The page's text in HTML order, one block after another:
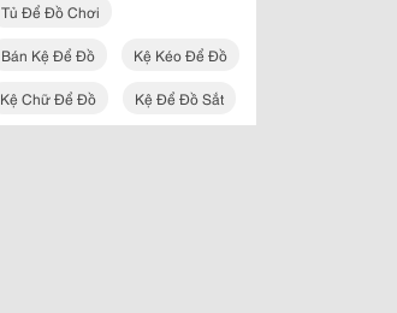
Tủ Để Đồ Chơi
Bán Kệ Để Đồ Kệ Kéo Để Đồ
Kệ Chữ Để Đồ Kệ Để Đồ Sắt